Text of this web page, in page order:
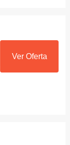
Ver Oferta